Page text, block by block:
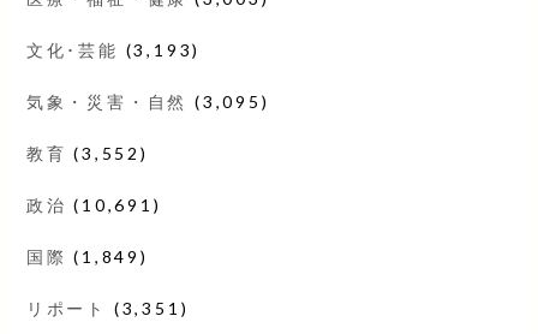
文化･芸能 (3,193)
気象・災害・自然 (3,095)
教育 (3,552)
政治 (10,691)
国際 (1,849)
リポート (3,351)